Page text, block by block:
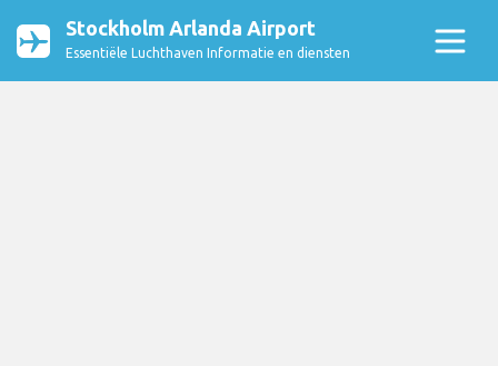
Stockholm Arlanda Airport
Essentiële Luchthaven Informatie en diensten